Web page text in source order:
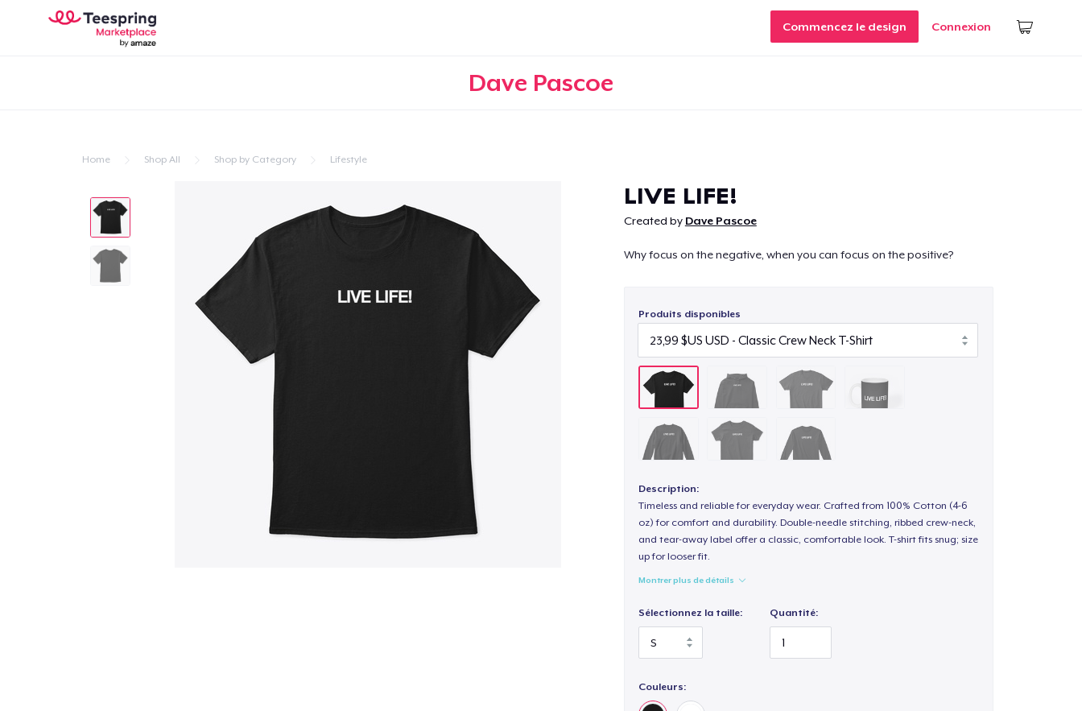
Commencez le design Connexion
Dave Pascoe
Home Shop All Shop by Category Lifestyle
LIVE LIFE!
Created by Dave Pascoe
Why focus on the negative, when you can focus on the positive?
Produits disponibles
Description:
Timeless and reliable for everyday wear. Crafted from 100% Cotton (4-6
oz) for comfort and durability. Double-needle stitching, ribbed crew-neck,
and tear-away label offer a classic, comfortable look. T-shirt fits snug; size
up for looser fit.
Montrer plus de détails
Sélectionnez la taille: Quantité:
Couleurs: